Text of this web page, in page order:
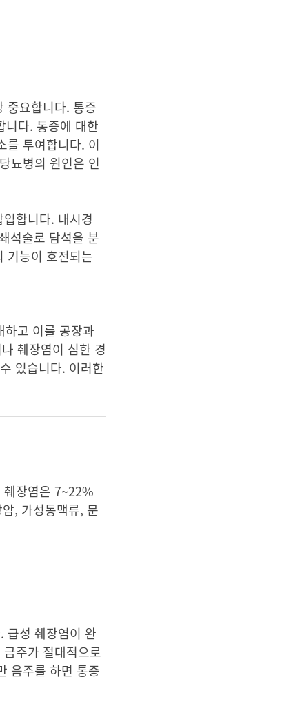
중요합니다. 통증
니다. 통증에 대한
를 투여합니다. 이
뇨병의 원인은 인
합니다. 내시경
석술로 담석을 분
기능이 호전되는
고 이를 공장과
췌장염이 심한 경
있습니다. 이러한
췌장염은 7~22%
, 가성동맥류, 문
급성 췌장염이 완
주가 절대적으로
음주를 하면 통증